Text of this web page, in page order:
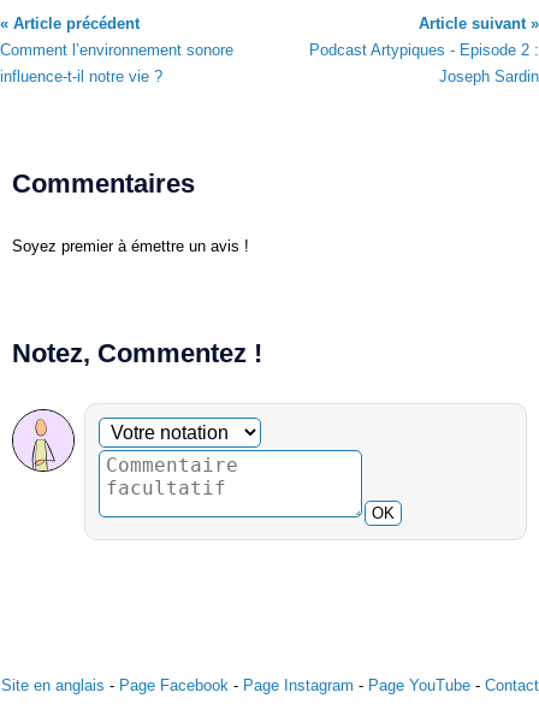
« Article précédent
Comment l’environnement sonore
influence-t-il notre vie ?
Article suivant »
Podcast Artypiques - Episode 2 :
Joseph Sardin
Commentaires
Soyez premier à émettre un avis !
Notez, Commentez !
Commentaire facultatif
Votre notation
OK
Site en anglais - Page Facebook - Page Instagram - Page YouTube- Contact